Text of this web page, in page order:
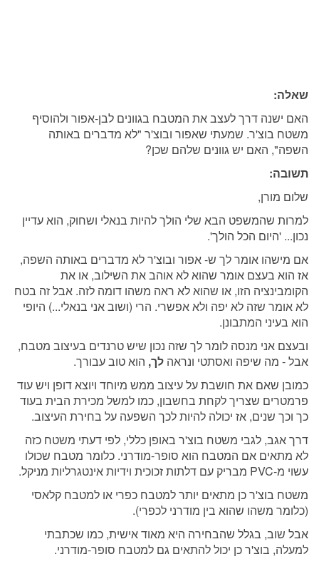
שאלה:
האם ישנה דרך לעצב את המטבח בגוונים לבן-אפור ולהוסיף
משטח בוצ'ר. שמעתי שאפור ובוצ'ר "לא מדברים באותה
השפה", האם יש גוונים שלהם שכן?
תשובה:
שלום מורן,
למרות שהמשפט הבא שלי הולך להיות בנאלי ושחוק, הוא עדיין
נכון... 'היום הכל הולך'.
אם מישהו אומר לך ש- אפור ובוצ'ר לא מדברים באותה השפה,
אז הוא בעצם אומר שהוא לא אוהב את השילוב, או את
הקומבינציה הזו, או שהוא לא ראה משהו דומה לזה. אבל זה בטח
לא אומר שזה לא יפה ולא אפשרי. הרי (ושוב אני בנאלי...) היופי
הוא בעיני המתבונן.
ובעצם אני מנסה לומר לך שזה נכון שיש טרנדים בעיצוב מטבח,
אבל - מה שיפה ואסתטי ונראה לך, הוא טוב עבורך.
כמובן שאם את חושבת על עיצוב ממש מיוחד ויוצא דופן ויש עוד
פרמטרים שצריך לקחת בחשבון, כמו למשל מכירת הבית בעוד
כך וכך שנים, אז יכולה להיות לכך השפעה על בחירת העיצוב.
דרך אגב, לגבי משטח בוצ'ר באופן כללי, לפי דעתי משטח כזה
לא מתאים אם המטבח הוא סופר-מודרני. כלומר מטבח שכולו
עשוי מ-PVC מבריק עם דלתות זכוכית וידיות אינטגרליות מניקל.
משטח בוצ'ר כן מתאים יותר למטבח כפרי או למטבח קלאסי
(כלומר משהו שהוא בין מודרני לכפרי).
אבל שוב, בגלל שהבחירה היא מאוד אישית, כמו שכתבתי
למעלה, בוצ'ר כן יכול להתאים גם למטבח סופר-מודרני.